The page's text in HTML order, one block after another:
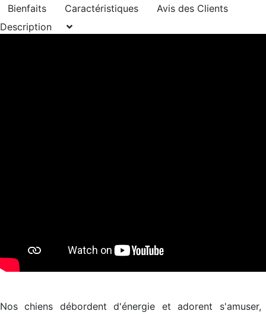
Bienfaits Caractéristiques
Avis des Clients
Description
Nos chiens débordent d'énergie et adorent s'amuser,